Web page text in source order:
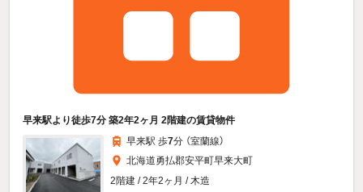
早来駅より徒歩7分 築2年2ヶ月 2階建の賃貸物件
早来駅 歩7分 （室蘭線）
北海道勇払郡安平町早来大町
2階建 / 2年2ヶ月 / 木造